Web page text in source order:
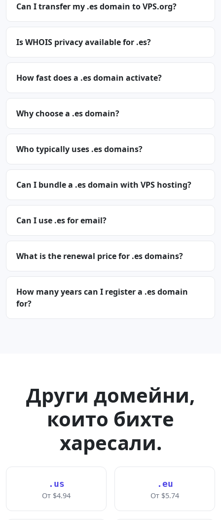
Can I transfer my .es domain to VPS.org?
Is WHOIS privacy available for .es?
How fast does a .es domain activate?
Why choose a .es domain?
Who typically uses .es domains?
Can I bundle a .es domain with VPS hosting?
Can I use .es for email?
What is the renewal price for .es domains?
How many years can I register a .es domain
for?
Други домейни,
които бихте
харесали.
.us
От $4.94
.eu
От $5.74